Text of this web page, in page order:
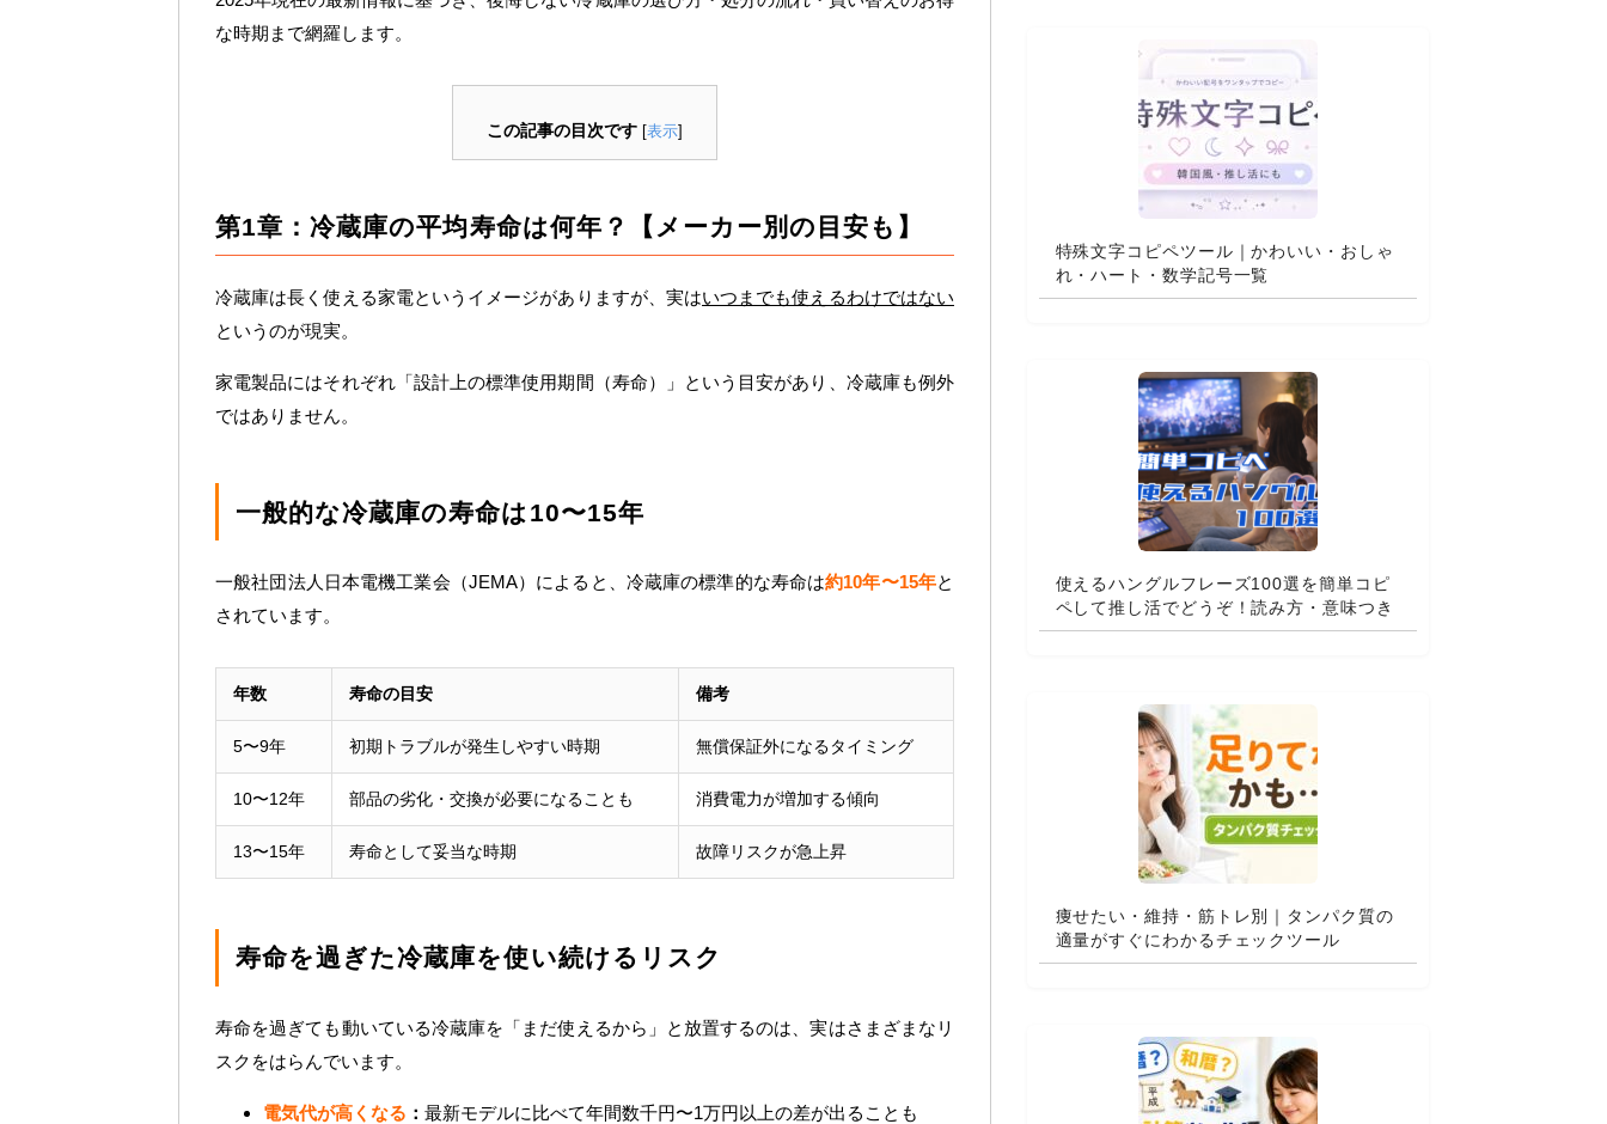
な時期まで網羅します。
この記事の目次です [表示]
第1章：冷蔵庫の平均寿命は何年？【メーカー別の目安も】
冷蔵庫は長く使える家電というイメージがありますが、実はいつまでも使えるわけではない
というのが現実。
家電製品にはそれぞれ「設計上の標準使用期間（寿命）」という目安があり、冷蔵庫も例外
ではありません。
一般的な冷蔵庫の寿命は10〜15年
一般社団法人日本電機工業会（JEMA）によると、冷蔵庫の標準的な寿命は約10年〜15年と
されています。
年数 寿命の目安 備考
5〜9年 初期トラブルが発生しやすい時期 無償保証外になるタイミング
10〜12年 部品の劣化・交換が必要になることも 消費電力が増加する傾向
13〜15年 寿命として妥当な時期 故障リスクが急上昇
寿命を過ぎた冷蔵庫を使い続けるリスク
寿命を過ぎても動いている冷蔵庫を「まだ使えるから」と放置するのは、実はさまざまなリ
スクをはらんでいます。
電気代が高くなる ： 最新モデルに比べて年間数千円〜1万円以上の差が出ることも
特殊文字コピペツール｜かわいい・おしゃ
れ・ハート・数学記号一覧
使えるハングルフレーズ100選を簡単コピ
ペして推し活でどうぞ！読み方・意味つき
痩せたい・維持・筋トレ別｜タンパク質の
適量がすぐにわかるチェックツール